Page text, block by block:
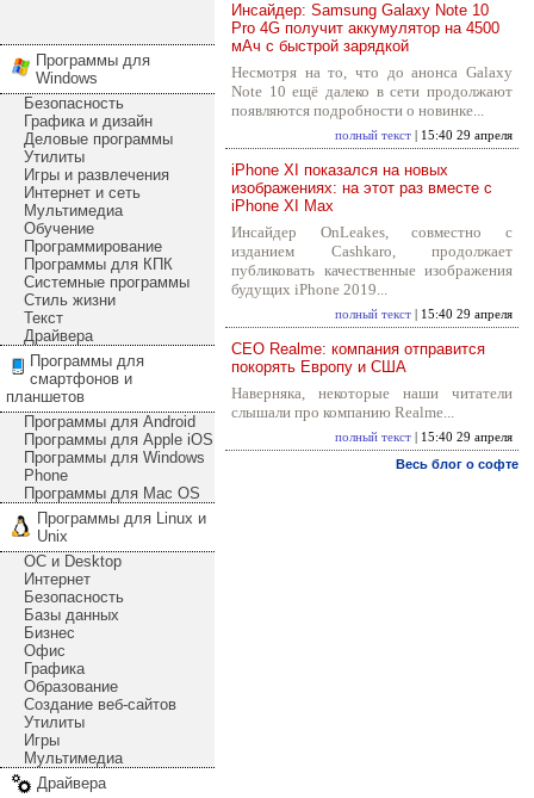
Программы для
Windows
Безопасность
Графика и дизайн
Деловые программы
Утилиты
Игры и развлечения
Интернет и сеть
Мультимедиа
Обучение
Программирование
Программы для КПК
Системные программы
Стиль жизни
Текст
Драйвера
Программы для
смартфонов и
планшетов
Программы для Android
Программы для Apple iOS
Программы для Windows
Phone
Программы для Mac OS
Программы для Linux и
Unix
ОС и Desktop
Интернет
Безопасность
Базы данных
Бизнес
Офис
Графика
Образование
Создание веб-сайтов
Утилиты
Игры
Мультимедиа
Драйвера
Инсайдер: Samsung Galaxy Note 10
Pro 4G получит аккумулятор на 4500
мАч с быстрой зарядкой
Несмотря на то, что до анонса Galaxy
Note 10 ещё далеко в сети продолжают
появляются подробности о новинке...
полный текст | 15:40 29 апреля
iPhone XI показался на новых
изображениях: на этот раз вместе с
iPhone XI Max
Инсайдер OnLeakes, совместно с
изданием Cashkaro, продолжает
публиковать качественные изображения
будущих iPhone 2019...
полный текст | 15:40 29 апреля
CEO Realme: компания отправится
покорять Европу и США
Наверняка, некоторые наши читатели
слышали про компанию Realme...
полный текст | 15:40 29 апреля
Весь блог о софте